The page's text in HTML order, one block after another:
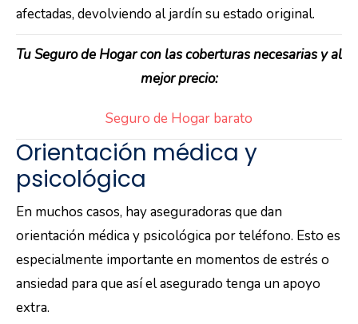
afectadas, devolviendo al jardín su estado original.
Tu Seguro de Hogar con las coberturas necesarias y al
mejor precio:
Seguro de Hogar barato
Orientación médica y
psicológica
En muchos casos, hay aseguradoras que dan
orientación médica y psicológica por teléfono. Esto es
especialmente importante en momentos de estrés o
ansiedad para que así el asegurado tenga un apoyo
extra.